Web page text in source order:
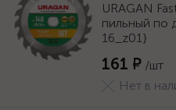
URAGAN
пильный по
16_z01}
161 ₽ /шт
Нет в